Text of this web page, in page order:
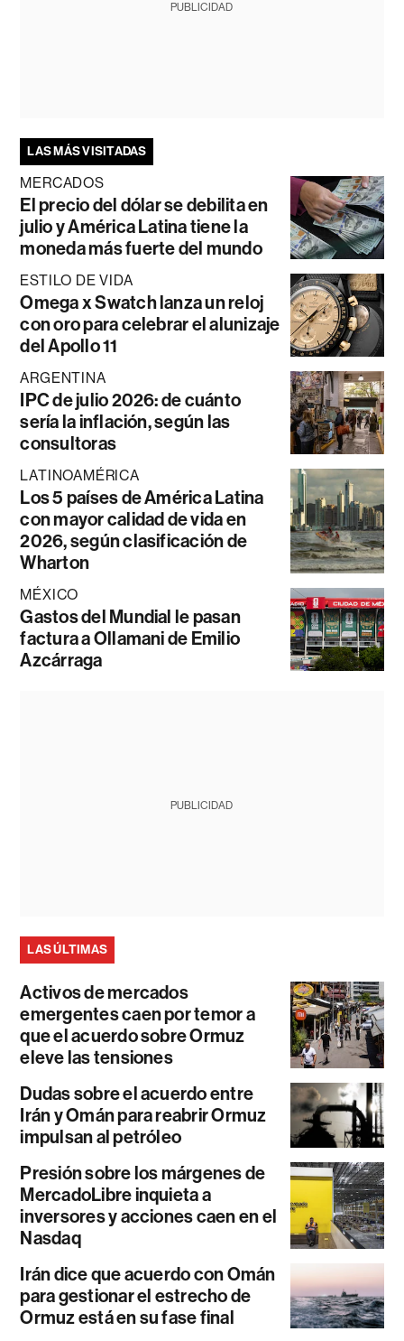
PUBLICIDAD
LAS MÁS VISITADAS
MERCADOS
El precio del dólar se debilita en
julio y América Latina tiene la
moneda más fuerte del mundo
ESTILO DE VIDA
Omega x Swatch lanza un reloj
con oro para celebrar el alunizaje
del Apollo 11
ARGENTINA
IPC de julio 2026: de cuánto
sería la inflación, según las
consultoras
LATINOAMÉRICA
Los 5 países de América Latina
con mayor calidad de vida en
2026, según clasificación de
Wharton
MÉXICO
Gastos del Mundial le pasan
factura a Ollamani de Emilio
Azcárraga
PUBLICIDAD
LAS ÚLTIMAS
Activos de mercados
emergentes caen por temor a
que el acuerdo sobre Ormuz
eleve las tensiones
Dudas sobre el acuerdo entre
Irán y Omán para reabrir Ormuz
impulsan al petróleo
Presión sobre los márgenes de
MercadoLibre inquieta a
inversores y acciones caen en el
Nasdaq
Irán dice que acuerdo con Omán
para gestionar el estrecho de
Ormuz está en su fase final